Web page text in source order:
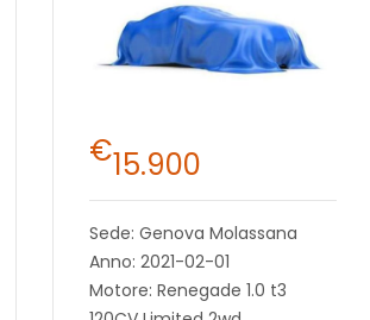
€15.900
Sede: Genova Molassana
Anno: 2021-02-01
Motore: Renegade 1.0 t3